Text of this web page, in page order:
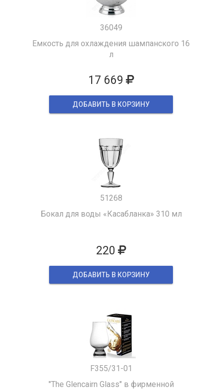
36049
Емкость для охлаждения шампанского 16
л
17 669
ДОБАВИТЬ В КОРЗИНУ
51268
Бокал для воды «Касабланка» 310 мл
220
ДОБАВИТЬ В КОРЗИНУ
F355/31-01
"The Glencairn Glass" в фирменной